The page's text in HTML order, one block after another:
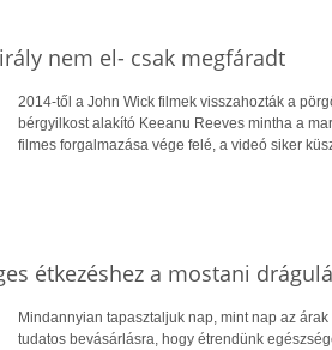
nem el- csak megfáradt
2014-től a John Wick filmek visszahozták a
bérgyilkost alakító Keeanu Reeves mintha a
filmes forgalmazása vége felé, a videó siker
étkezéshez a mostani
Mindannyian tapasztaljuk nap, mint nap az
tudatos bevásárlásra, hogy étrendünk